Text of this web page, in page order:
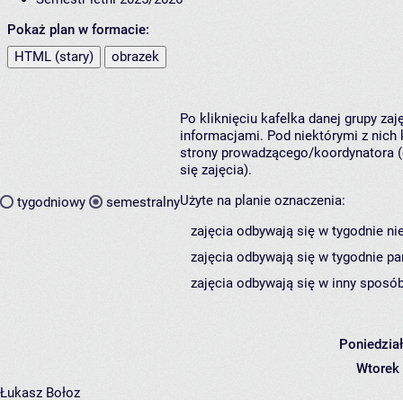
Pokaż plan w formacie:
HTML (stary)
obrazek
tygodniowy semestralny
Po kliknięciu kafelka danej grupy
informacjami. Pod niektórymi z nich
strony prowadzącego/koordynatora
się zajęcia).
Użyte na planie oznaczenia:
zajęcia odbywają się w tygodnie
zajęcia odbywają się w tygodnie
zajęcia odbywają się w inny
Wtorek
Łukasz Bołoz